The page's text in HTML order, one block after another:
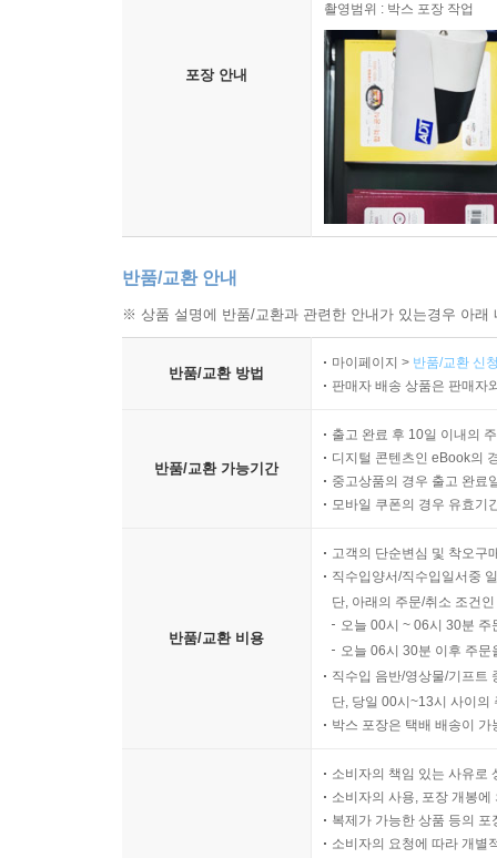
포장 안내
촬영범위 : 박스 포장 작업
반품/교환 안내
※ 상품 설명에 반품/교환과 관련한 안내가 있는경우 아
반품/교환 방법
마이페이지 > 반품/교환 신
판매자 배송 상품은 판매자
반품/교환 가능기간
출고 완료 후 10일 이내의
디지털 콘텐츠인 eBook의
중고상품의 경우 출고 완료
모바일 쿠폰의 경우 유효기
반품/교환 비용
고객의 단순변심 및 착오구
직수입양서/직수입일서중
단, 아래의 주문/취소 조건
오늘 00시 ~ 06시 30분
오늘 06시 30분 이후 주
직수입 음반/영상물/기프트
단, 당일 00시~13시 사이의
박스 포장은 택배 배송이
소비자의 책임 있는 사유로
소비자의 사용, 포장 개봉
복제가 가능한 상품 등의
소비자의 요청에 따라 개별